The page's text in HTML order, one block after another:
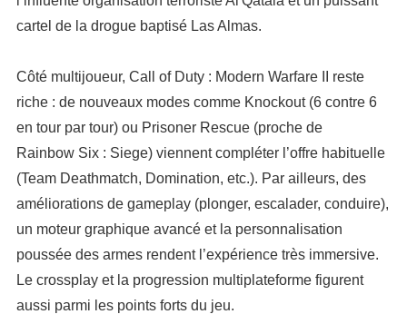
cartel de la drogue baptisé Las Almas.
Côté multijoueur, Call of Duty : Modern Warfare II reste
riche : de nouveaux modes comme Knockout (6 contre 6
en tour par tour) ou Prisoner Rescue (proche de
Rainbow Six : Siege) viennent compléter l’offre habituelle
(Team Deathmatch, Domination, etc.). Par ailleurs, des
améliorations de gameplay (plonger, escalader, conduire),
un moteur graphique avancé et la personnalisation
poussée des armes rendent l’expérience très immersive.
Le crossplay et la progression multiplateforme figurent
aussi parmi les points forts du jeu.